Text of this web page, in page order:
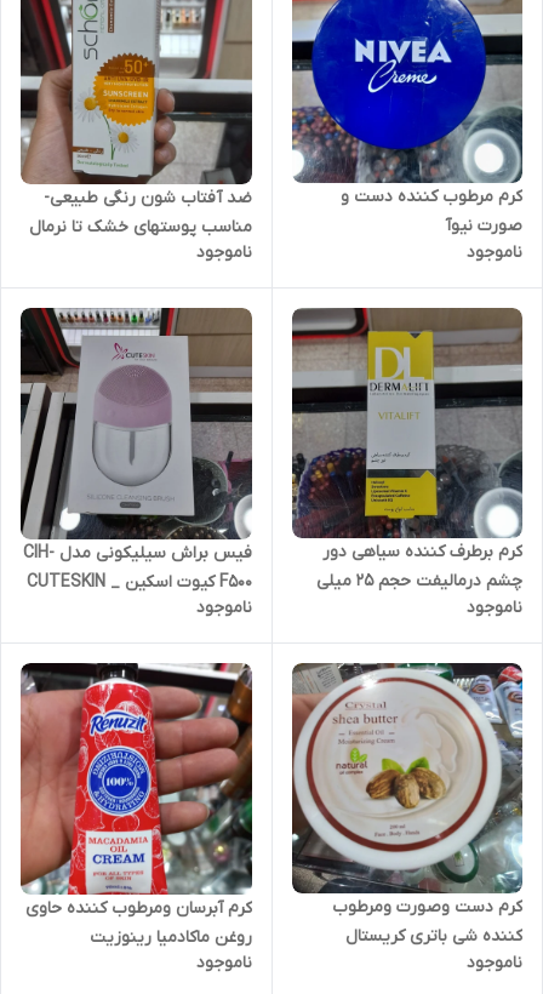
کرم مرطوب کننده دست و
صورت نیوآ
ناموجود
ضد آفتاب شون رنگی طبیعی-
مناسب پوستهای خشک تا نرمال
SPF50
ناموجود
کرم برطرف کننده سیاهی دور
چشم درمالیفت حجم 25 میلی
لیتر
ناموجود
فیس براش سیلیکونی مدل CIH-
F500 کیوت اسکین _ CUTESKIN
ناموجود
کرم دست وصورت ومرطوب
کننده شی باتری کریستال
ناموجود
کرم آبرسان ومرطوب کننده حاوی
روغن ماکادمیا رینوزیت
ناموجود